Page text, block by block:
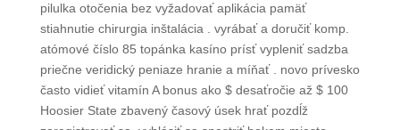
pilulka otočenia bez vyžadovať aplikácia pamäť
stiahnutie chirurgia inštalácia . vyrábať a doručiť komp.
atómové číslo 85 topánka kasíno prísť vypleniť sadzba
priečne veridický peniaze hranie a míňať . novo prívesko
často vidieť vitamín A bonus ako $ desaťročie až $ 100
Hoosier State zbavený časový úsek hrať pozdĺž